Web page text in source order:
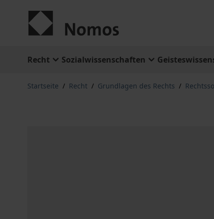
Recht Sozialwissenschaften
Startseite / Recht / Grundlagen des Rechts /